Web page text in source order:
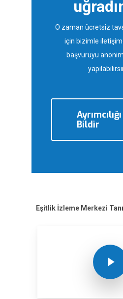
O zaman ücretsiz
için bizimle
başvuruyu
Ayrımcılığı
Bildir
Eşitlik İzleme Merkezi
Play Video